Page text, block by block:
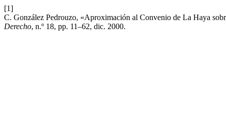
[1]
C. González Pedrouzo, «Aproximación al Convenio de La Haya
Derecho, n.º 18, pp. 11–62, dic. 2000.